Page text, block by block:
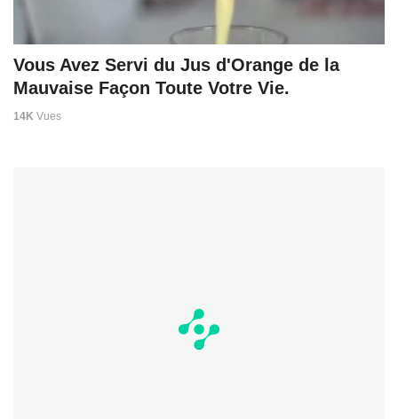
Vous Avez Servi du Jus d'Orange de la
Mauvaise Façon Toute Votre Vie.
14K Vues